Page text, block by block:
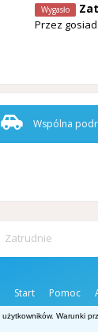
Wygasło
Przez
Wspólna
Zatrudnie
Start Pomoc